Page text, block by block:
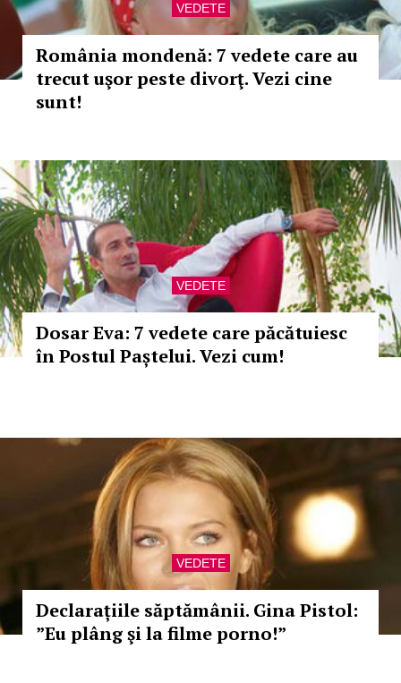
VEDETE
România mondenă: 7 vedete care au
trecut uşor peste divorţ. Vezi cine
sunt!
VEDETE
Dosar Eva: 7 vedete care păcătuiesc
în Postul Paștelui. Vezi cum!
VEDETE
Declarațiile săptămânii. Gina Pistol:
”Eu plâng şi la filme porno!”